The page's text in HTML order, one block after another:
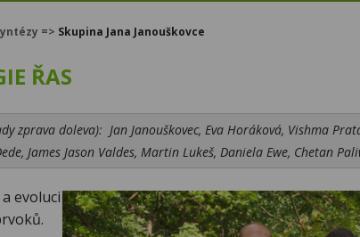
=> Skupina Jana Janouškovce
ŘAS
zprava doleva): Jan Janouškovec, Eva Horáková, Vishma
James Jason Valdes, Martin Lukeš, Daniela Ewe, Chetan
evoluci